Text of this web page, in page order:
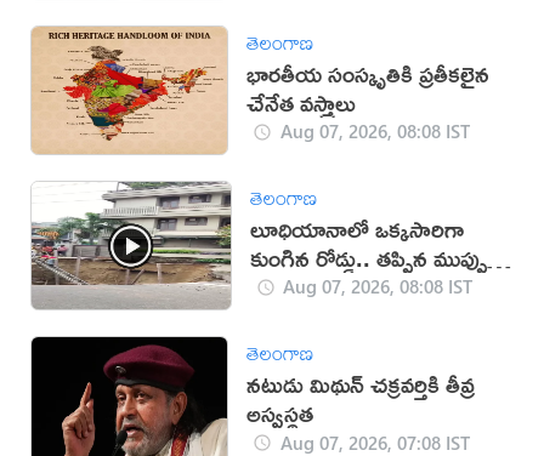
తెలంగాణ
భారతీయ సంస్కృతికి ప్రతీకలైన
చేనేత వస్త్రాలు
Aug 07, 2026, 08:08 IST
తెలంగాణ
లూధియానాలో ఒక్కసారిగా
కుంగిన రోడ్డు.. తప్పిన ముప్పు
(వీడియో)
Aug 07, 2026, 08:08 IST
తెలంగాణ
నటుడు మిథున్ చక్రవర్తికి తీవ్ర
అస్వస్థత
Aug 07, 2026, 07:08 IST